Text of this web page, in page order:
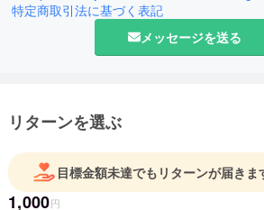
特定商取引法に基づく表記
メッセージを送る
リターンを選ぶ
目標金額未達でもリターンが届きま
1,000円